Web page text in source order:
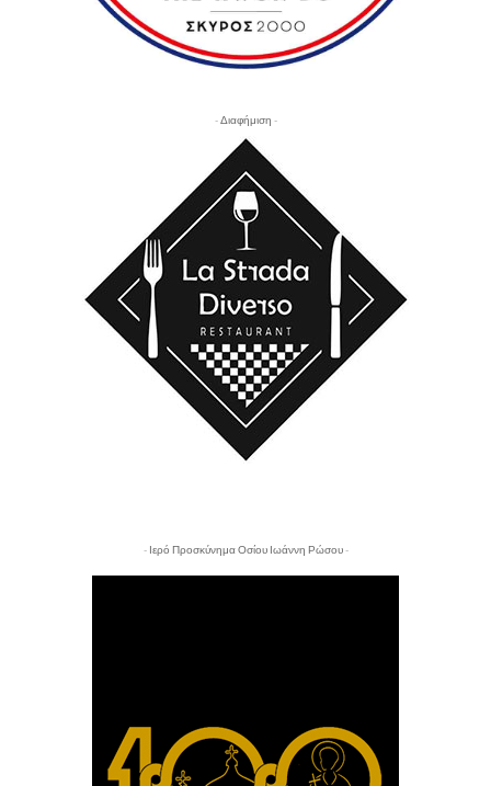
- Διαφήμιση -
- Ιερό Προσκύνημα Οσίου Ιωάννη Ρώσου -